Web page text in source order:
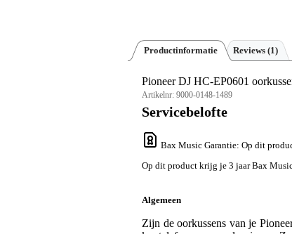
Productinformatie Reviews (1)
Pioneer DJ HC-EP0601
Artikelnr: 9000-0148-1489
Servicebelofte
Bax Music Garantie: Op dit
Op dit product krijg je 3 jaar Bax
Algemeen
Zijn de oorkussens van je